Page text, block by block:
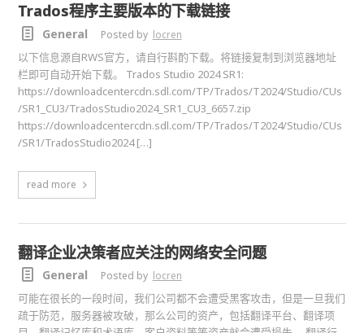
Trados程序主要版本的下载链接
General Posted by locren
以下信息源自RWS官方，请自行斟酌下载。将链接复制到浏览器地址
栏即可自动开始下载。 Trados Studio 2024 SR1:
https://downloadcentercdn.sdl.com/TP/Trados/T2024/Studio/CUs
/SR1_CU3/TradosStudio2024_SR1_CU3_6657.zip
https://downloadcentercdn.sdl.com/TP/Trados/T2024/Studio/CUs
/SR1/TradosStudio2024 […]
read more
翻译企业决策者应关注的网络安全问题
General Posted by locren
可能在很长的一段时间，我们公司都不会遭受黑客攻击，但是一旦我们
疏于防范，服务器被攻破，那么公司的资产，包括翻译平台、翻译项